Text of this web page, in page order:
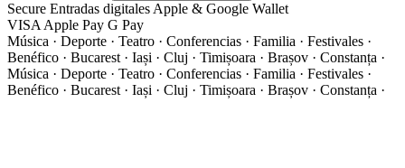
Secure Entradas digitales Apple & Google Wallet
VISA Apple Pay G Pay
Música · Deporte · Teatro · Conferencias · Familia · Festivales ·
Benéfico · Bucarest · Iași · Cluj · Timișoara · Brașov · Constanța ·
Música · Deporte · Teatro · Conferencias · Familia · Festivales ·
Benéfico · Bucarest · Iași · Cluj · Timișoara · Brașov · Constanța ·